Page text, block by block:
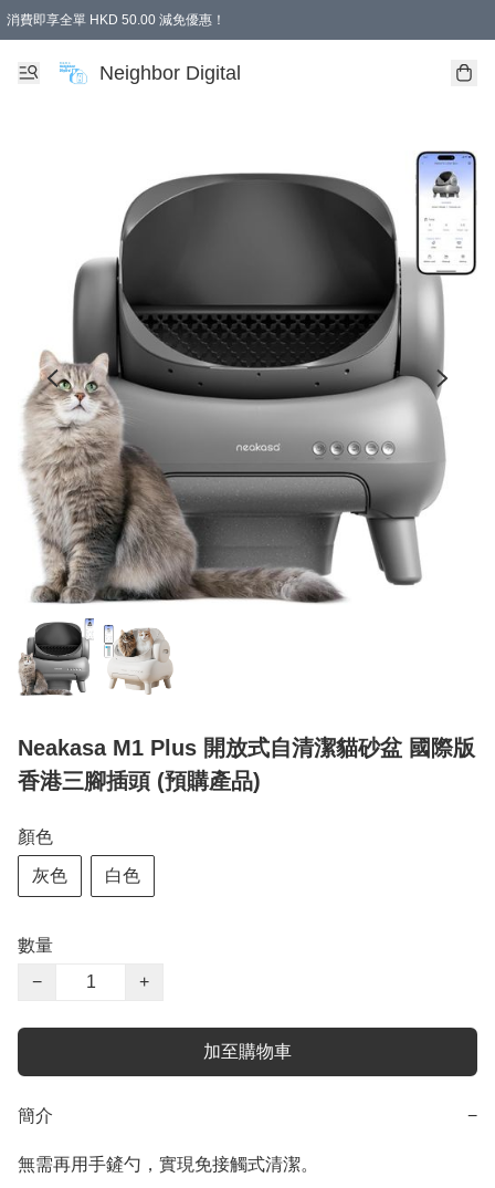
消費即享全單 HKD 50.00 減免優惠！
Neighbor Digital
Neakasa M1 Plus 開放式自清潔貓砂盆 國際版
香港三腳插頭 (預購產品)
顏色
灰色 白色
數量
−
+
加至購物車
簡介 −
無需再用手鏟勺，實現免接觸式清潔。